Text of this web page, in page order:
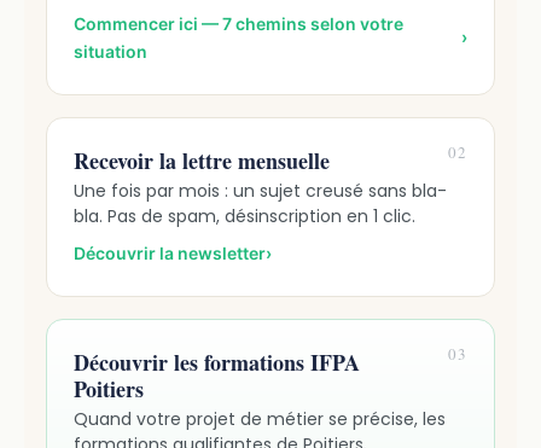
Commencer ici — 7 chemins selon votre
situation
›
02
Recevoir la lettre mensuelle
Une fois par mois : un sujet creusé sans bla-
bla. Pas de spam, désinscription en 1 clic.
Découvrir la newsletter›
03
Découvrir les formations IFPA
Poitiers
Quand votre projet de métier se précise, les